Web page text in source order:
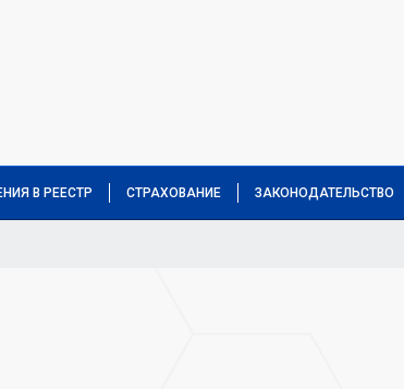
В РЕЕСТР СТРАХОВАНИЕ ЗАКОНОДАТЕЛЬСТВО